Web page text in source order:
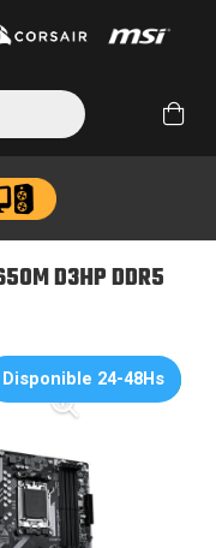
D3HP DDR5
en 24hs/48hs
Disponible 24-48Hs